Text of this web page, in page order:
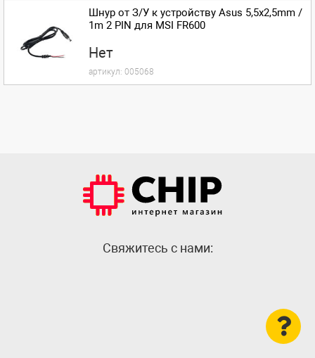
Шнур от З/У к устройству Asus 5,5x2,5mm /
1m 2 PIN для MSI FR600
Нет
артикул: 005068
Cвяжитесь с нами: